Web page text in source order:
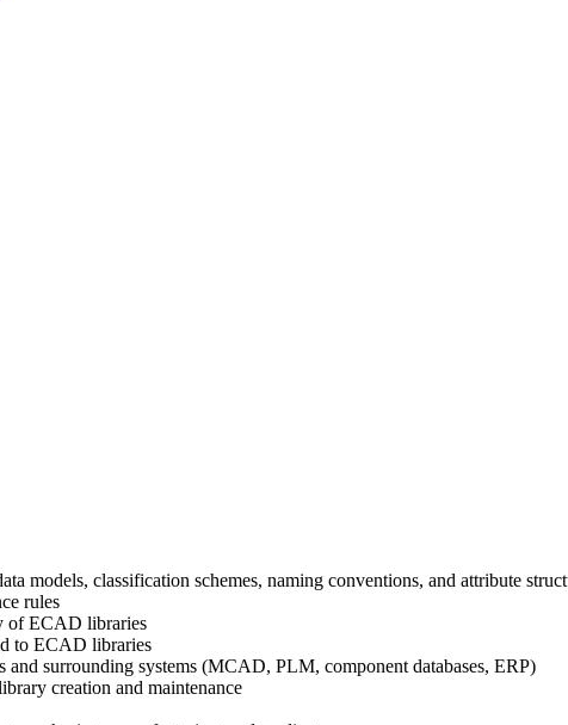
models, classification schemes, naming conventions, and attribute
rules
of ECAD libraries
to ECAD libraries
surrounding systems (MCAD, PLM, component databases, ERP)
creation and maintenance